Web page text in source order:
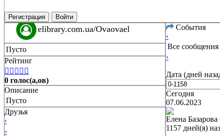
Регистрация Войти
elibrary.com.ua/Ovaovael
Пусто
Рейтинг
    
0 голос(а,ов)
Описание
Пусто
Друзья
‹
›
События
‹
Все сообщения
›
Дата (дней
Сегодня
07.06.2023
Елена Базарова
1157 дней(я)